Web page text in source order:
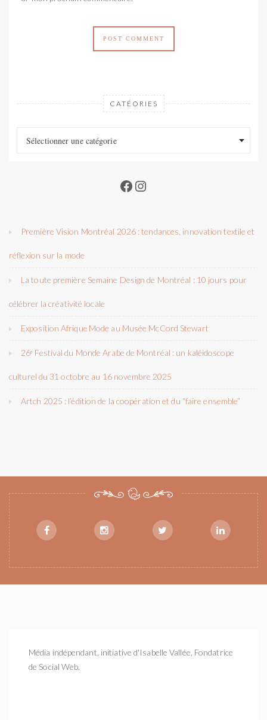
CATÉORIES
Sélectionner une catégorie
Facebook
Instagram
Première Vision Montréal 2026 : tendances, innovation textile et
réflexion sur la mode
La toute première Semaine Design de Montréal : 10 jours pour
célébrer la créativité locale
Exposition Afrique Mode au Musée McCord Stewart
26ᵉ Festival du Monde Arabe de Montréal : un kaléidoscope
culturel du 31 octobre au 16 novembre 2025
Artch 2025 : l’édition de la coopération et du “faire ensemble”
Média indépendant, initiative d'Isabelle Vallée, Fondatrice
de Social Web.